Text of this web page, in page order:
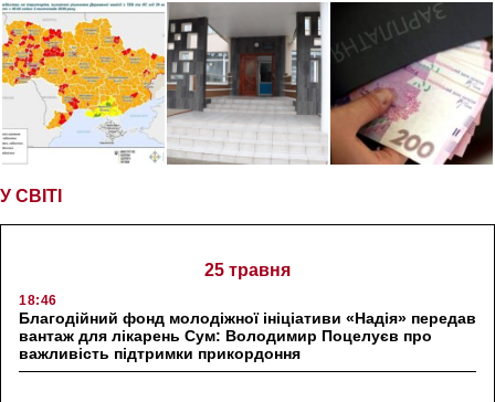
У СВІТІ
25 травня
18:46
Благодійний фонд молодіжної ініціативи «Надія» передав
вантаж для лікарень Сум: Володимир Поцелуєв про
важливість підтримки прикордоння